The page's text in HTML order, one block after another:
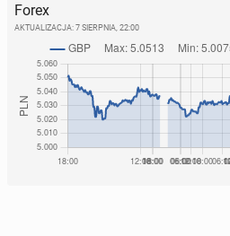
Forex
AKTUALIZACJA: 7 SIERPNIA, 22:00